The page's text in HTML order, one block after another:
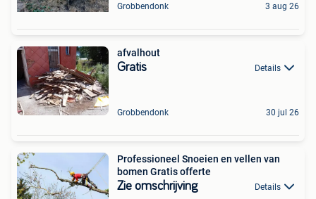
Grobbendonk 3 aug 26
afvalhout
Gratis Details
Grobbendonk 30 jul 26
Professioneel Snoeien en vellen van
bomen Gratis offerte
Zie omschrijving Details